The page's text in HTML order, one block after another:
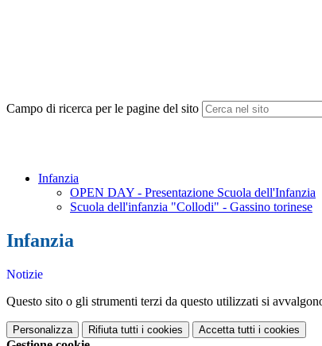
Campo di ricerca per le pagine del sito
Infanzia
OPEN DAY - Presentazione Scuola dell'Infanzia
Scuola dell'infanzia "Collodi" - Gassino torinese
Infanzia
Notizie
Questo sito o gli strumenti terzi da questo utilizzati si
Personalizza Rifiuta tutti i cookies Accetta tutti i cookies